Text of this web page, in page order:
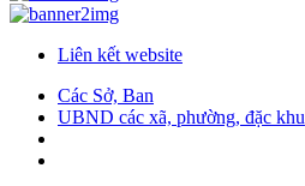
Liên kết website
Các Sở, Ban
UBND các xã, phường, đặc khu